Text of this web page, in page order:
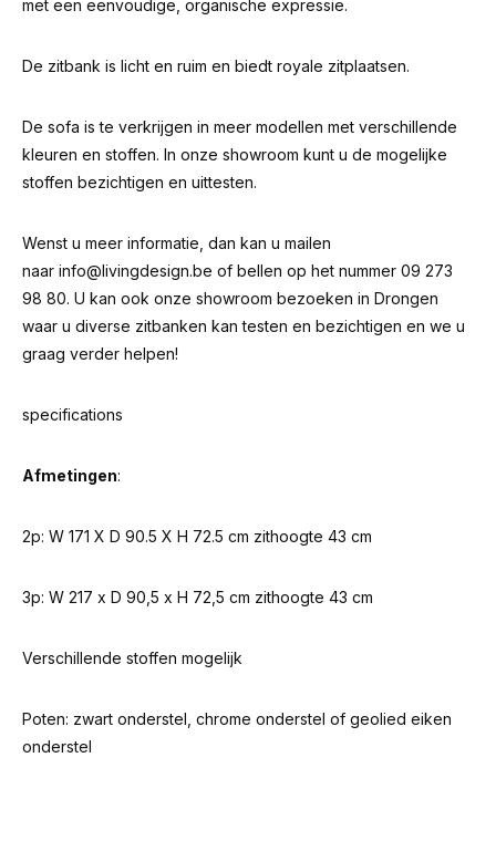
met een eenvoudige, organische expressie.
De zitbank is licht en ruim en biedt royale zitplaatsen.
De sofa is te verkrijgen in meer modellen met verschillende
kleuren en stoffen. In onze showroom kunt u de mogelijke
stoffen bezichtigen en uittesten.
Wenst u meer informatie, dan kan u mailen
naar info@livingdesign.be of bellen op het nummer 09 273
98 80. U kan ook onze showroom bezoeken in Drongen
waar u diverse zitbanken kan testen en bezichtigen en we u
graag verder helpen!
specifications
Afmetingen:
2p: W 171 X D 90.5 X H 72.5 cm zithoogte 43 cm
3p: W 217 x D 90,5 x H 72,5 cm zithoogte 43 cm
Verschillende stoffen mogelijk
Poten: zwart onderstel, chrome onderstel of geolied eiken
onderstel